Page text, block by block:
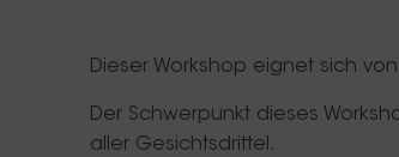
Dieser Workshop eignet sich
Der Schwerpunkt dieses
aller Gesichtsdrittel.